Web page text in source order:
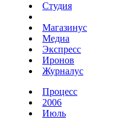
Студия
Магазинус
Медиа
Экспресс
Иронов
Журналус
Процесс
2006
Июль